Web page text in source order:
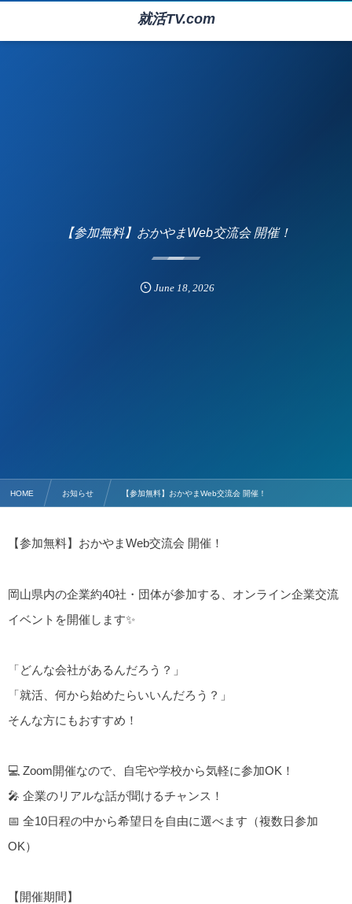
就活TV.com
【参加無料】おかやまWeb交流会 開催！
June 18,2026
HOME お知らせ 【参加無料】おかやまWeb交流会 開催！
【参加無料】おかやまWeb交流会 開催！
岡山県内の企業約40社・団体が参加する、オンライン企業交流
イベントを開催します✨
「どんな会社があるんだろう？」
「就活、何から始めたらいいんだろう？」
そんな方にもおすすめ！
💻 Zoom開催なので、自宅や学校から気軽に参加OK！
🎤 企業のリアルな話が聞けるチャンス！
📅 全10日程の中から希望日を自由に選べます（複数日参加
OK）
【開催期間】